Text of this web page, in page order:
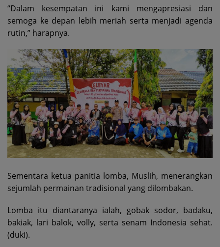
“Dalam kesempatan ini kami mengapresiasi dan
semoga ke depan lebih meriah serta menjadi agenda
rutin,” harapnya.
Sementara ketua panitia lomba, Muslih, menerangkan
sejumlah permainan tradisional yang dilombakan.
Lomba itu diantaranya ialah, gobak sodor, badaku,
bakiak, lari balok, volly, serta senam Indonesia sehat.
(duki).